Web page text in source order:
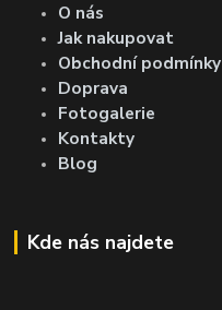
O nás
Jak nakupovat
Obchodní podmínky
Doprava
Fotogalerie
Kontakty
Blog
Kde nás najdete